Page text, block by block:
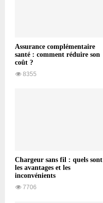
Assurance complémentaire
santé : comment réduire son
coût ?
8355
Chargeur sans fil : quels sont
les avantages et les
inconvénients
7706